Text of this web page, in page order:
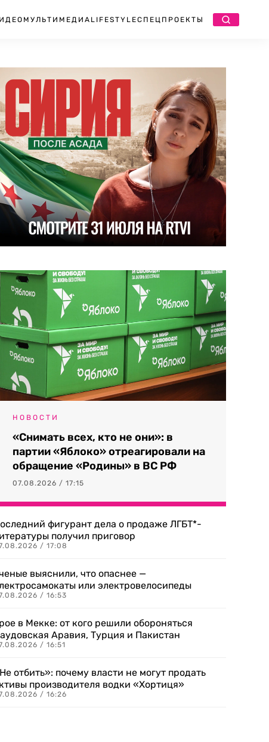
МУЛЬТИМЕДИА LIFESTYLEСПЕЦПРОЕКТЫ
НОВОСТИ
«Снимать всех, кто не они»: в
партии «Яблоко» отреагировали на
обращение «Родины» в ВС РФ
07.08.2026 / 17:15
фигурант дела о продаже ЛГБТ*-
получил приговор
/ 17:08
выяснили, что опаснее —
или электровелосипеды
/ 16:53
в Мекке: от кого решили обороняться
Аравия, Турция и Пакистан
/ 16:51
отбить»: почему власти не могут продать
производителя водки «Хортиця»
/ 16:26